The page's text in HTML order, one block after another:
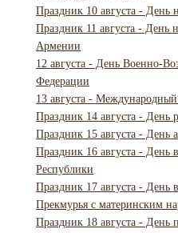
Праздник 10 августа - День
Праздник 11 августа - День
Армении
12 августа - День Военно-
Федерации
13 августа -
Праздник 14 августа - День
Праздник 15 августа - День
Праздник 16 августа - День
Республики
Праздник 17 августа - День
Прекмурья с материнским
Праздник 18 августа - День